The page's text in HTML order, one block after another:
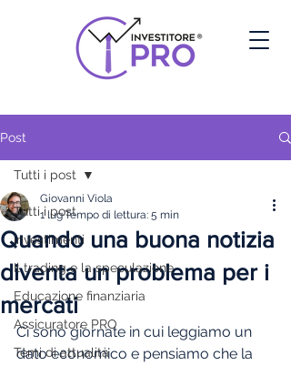
Post
Tutti i post
investimenti
Il trading e la speculazione
Educazione finanziaria
Assicuratore PRO
Temi di attualità
Tutti i post
Quando una buona notizia
diventa un problema per i
mercati
Giovanni Viola
1 lugTempo di lettura: 5 min
Ci sono giornate in cui leggiamo un
dato economico e pensiamo che la